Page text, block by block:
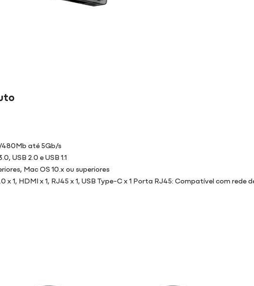
480Mb até 5Gb/s
USB 2.0 e USB 1.1
Mac OS 10.x ou superiores
x 1, HDMI x 1, RJ45 x 1, USB Type-C x 1 Porta RJ45: Compatível com